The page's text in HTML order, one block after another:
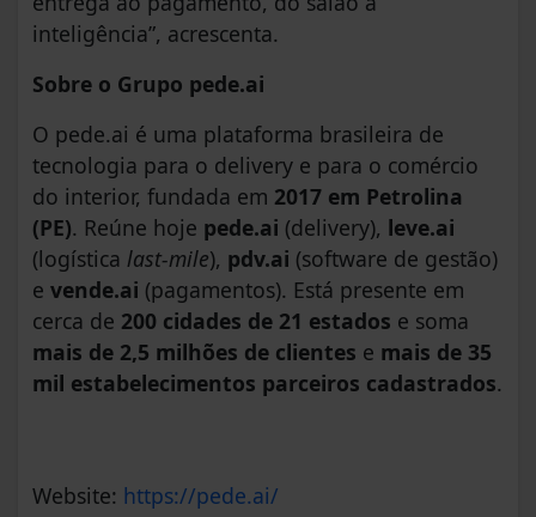
inteligência”, acrescenta.
Sobre o Grupo pede.ai
O pede.ai é uma plataforma brasileira de
tecnologia para o delivery e para o comércio
do interior, fundada em 2017 em Petrolina
(PE). Reúne hoje pede.ai (delivery), leve.ai
(logística last-mile), pdv.ai (software de gestão)
e vende.ai (pagamentos). Está presente em
cerca de 200 cidades de 21 estados e soma
mais de 2,5 milhões de clientes e mais de 35
mil estabelecimentos parceiros cadastrados.
Website: https://pede.ai/